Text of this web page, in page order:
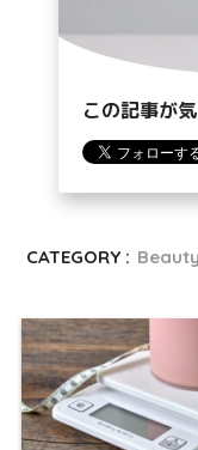
この記事が
CATEGORY : Beauty